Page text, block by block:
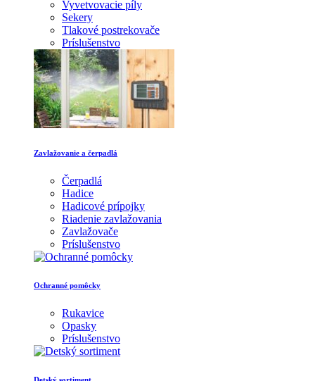
Vyvetvovacie píly
Sekery
Tlakové postrekovače
Príslušenstvo
Zavlažovanie a čerpadlá
Čerpadlá
Hadice
Hadicové prípojky
Riadenie zavlažovania
Zavlažovače
Príslušenstvo
Ochranné pomôcky
Rukavice
Opasky
Príslušenstvo